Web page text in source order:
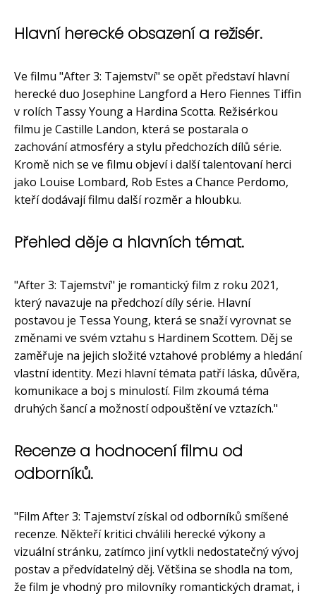
Hlavní herecké obsazení a režisér.
Ve filmu "After 3: Tajemství" se opět představí hlavní
herecké duo Josephine Langford a Hero Fiennes Tiffin
v rolích Tassy Young a Hardina Scotta. Režisérkou
filmu je Castille Landon, která se postarala o
zachování atmosféry a stylu předchozích dílů série.
Kromě nich se ve filmu objeví i další talentovaní herci
jako Louise Lombard, Rob Estes a Chance Perdomo,
kteří dodávají filmu další rozměr a hloubku.
Přehled děje a hlavních témat.
"After 3: Tajemství" je romantický film z roku 2021,
který navazuje na předchozí díly série. Hlavní
postavou je Tessa Young, která se snaží vyrovnat se
změnami ve svém vztahu s Hardinem Scottem. Děj se
zaměřuje na jejich složité vztahové problémy a hledání
vlastní identity. Mezi hlavní témata patří láska, důvěra,
komunikace a boj s minulostí. Film zkoumá téma
druhých šancí a možností odpouštění ve vztazích."
Recenze a hodnocení filmu od
odborníků.
"Film After 3: Tajemství získal od odborníků smíšené
recenze. Někteří kritici chválili herecké výkony a
vizuální stránku, zatímco jiní vytkli nedostatečný vývoj
postav a předvídatelný děj. Většina se shodla na tom,
že film je vhodný pro milovníky romantických dramat, i